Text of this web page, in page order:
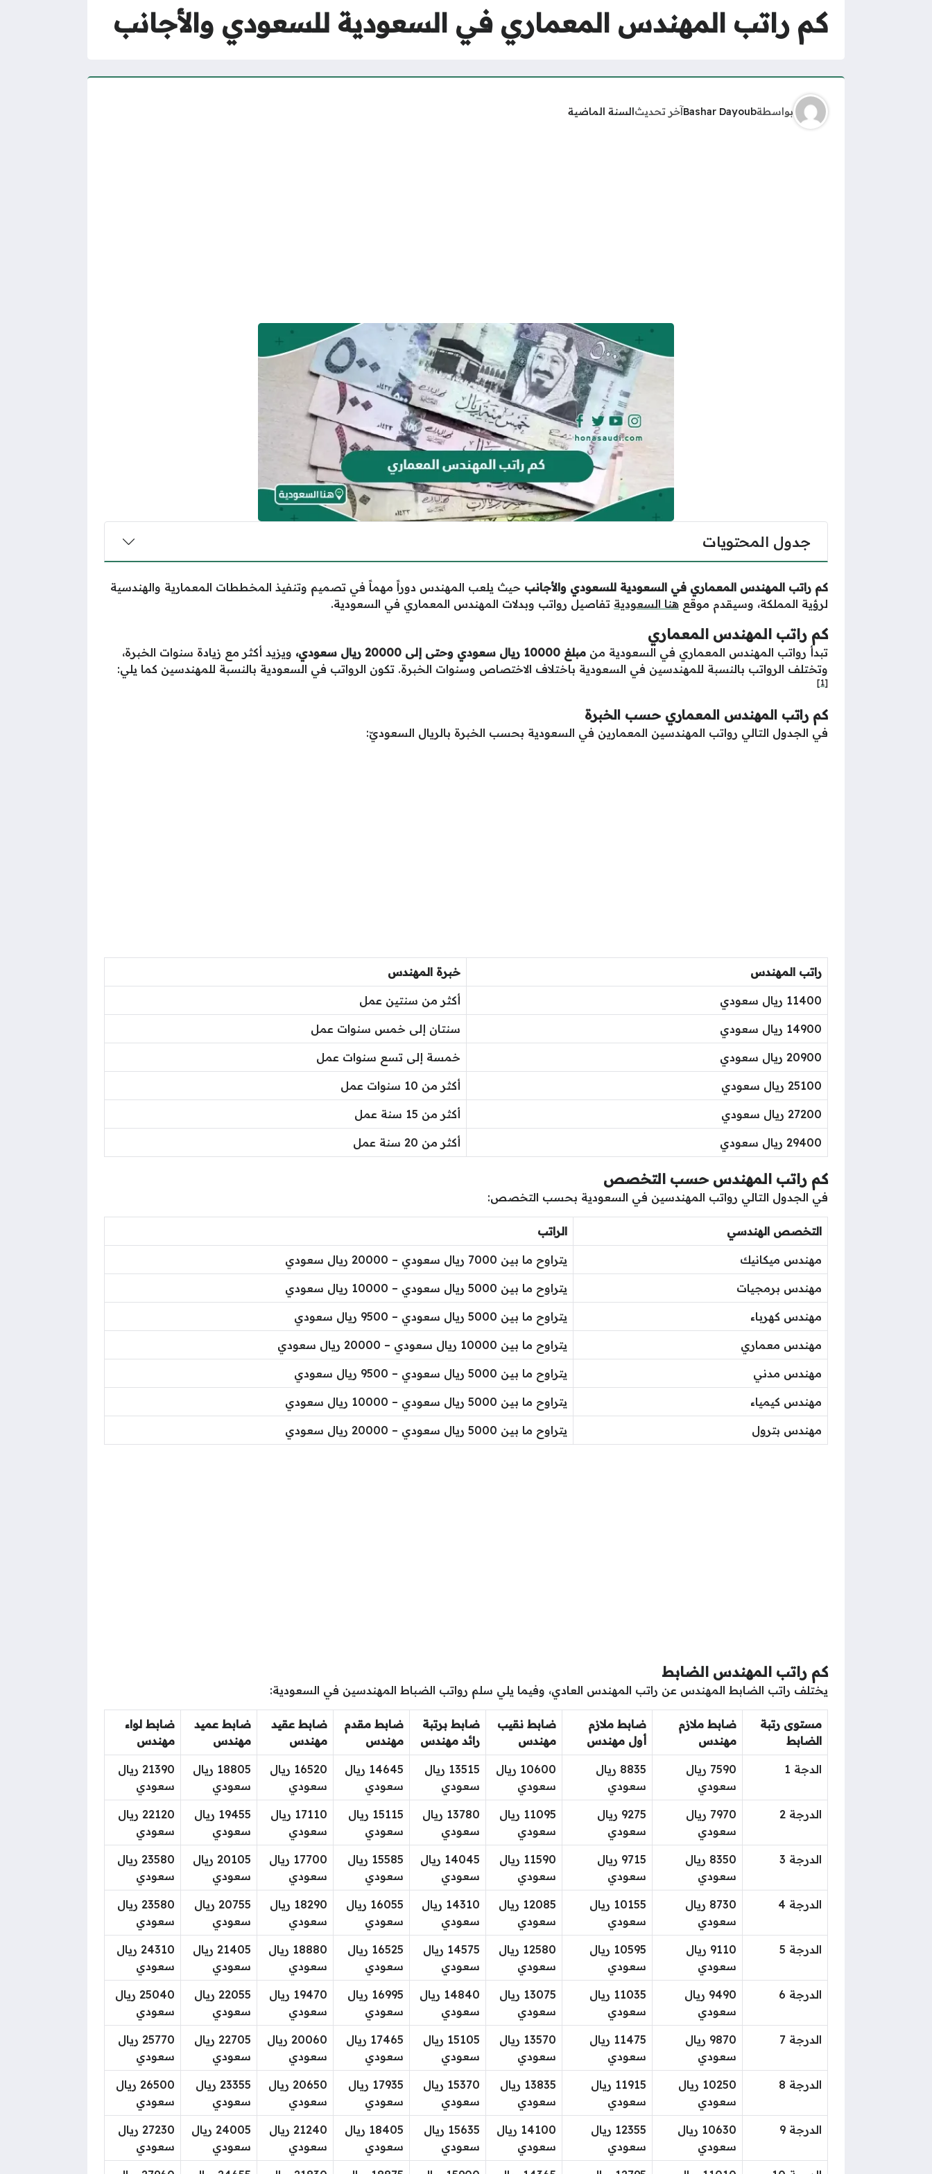
كم راتب المهندس المعماري في السعودية للسعودي والأجانب
بواسطةBashar Dayoubآخر تحديثالسنة الماضية
جدول المحتويات
كم راتب المهندس المعماري في السعودية للسعودي والأجانب حيث يلعب المهندس دوراً مهماً في تصميم وتنفيذ المخططات المعمارية والهندسية
لرؤية المملكة، وسيقدم موقع هنا السعودية تفاصيل رواتب وبدلات المهندس المعماري في السعودية.
كم راتب المهندس المعماري
تبدأ رواتب المهندس المعماري في السعودية من مبلغ 10000 ريال سعودي وحتى إلى 20000 ريال سعودي،
ويزيد أكثر مع زيادة سنوات الخبرة،
وتختلف الرواتب بالنسبة للمهندسين في السعودية باختلاف الاختصاص وسنوات الخبرة. تكون الرواتب في السعودية بالنسبة للمهندسين كما يلي:
[1]
كم راتب المهندس المعماري حسب الخبرة
في الجدول التالي رواتب المهندسين المعمارين في السعودية بحسب الخبرة بالريال السعوديّ:
راتب المهندس خبرة المهندس
11400 ريال سعودي أكثر من سنتين عمل
14900 ريال سعودي سنتان إلى خمس سنوات عمل
20900 ريال سعودي خمسة إلى تسع سنوات عمل
25100 ريال سعودي أكثر من 10 سنوات عمل
27200 ريال سعودي أكثر من 15 سنة عمل
29400 ريال سعودي أكثر من 20 سنة عمل
كم راتب المهندس حسب التخصص
في الجدول التالي رواتب المهندسين في السعودية بحسب التخصص:
التخصص الهندسي الراتب
مهندس ميكانيك يتراوح ما بين 7000 ريال سعودي – 20000 ريال سعودي
مهندس برمجيات يتراوح ما بين 5000 ريال سعودي – 10000 ريال سعودي
مهندس كهرباء يتراوح ما بين 5000 ريال سعودي – 9500 ريال سعودي
مهندس معماري يتراوح ما بين 10000 ريال سعودي – 20000 ريال سعودي
مهندس مدني يتراوح ما بين 5000 ريال سعودي – 9500 ريال سعودي
مهندس كيمياء يتراوح ما بين 5000 ريال سعودي – 10000 ريال سعودي
مهندس بترول يتراوح ما بين 5000 ريال سعودي – 20000 ريال سعودي
كم راتب المهندس الضابط
يختلف راتب الضابط المهندس عن راتب المهندس العادي، وفيما يلي سلم رواتب الضباط المهندسين في السعودية:
مستوى رتبة
الضابط
ضابط ملازم
مهندس
ضابط ملازم
أول مهندس
ضابط نقيب
مهندس
ضابط برتبة
رائد مهندس
ضابط مقدم
مهندس
ضابط عقيد
مهندس
ضابط عميد
مهندس
ضابط لواء
مهندس
الدجة 1
7590 ريال
سعودي
8835 ريال
سعودي
10600 ريال
سعودي
13515 ريال
سعودي
14645 ريال
سعودي
16520 ريال
سعودي
18805 ريال
سعودي
21390 ريال
سعودي
الدرجة 2
7970 ريال
سعودي
9275 ريال
سعودي
11095 ريال
سعودي
13780 ريال
سعودي
15115 ريال
سعودي
17110 ريال
سعودي
19455 ريال
سعودي
22120 ريال
سعودي
الدرجة 3
8350 ريال
سعودي
9715 ريال
سعودي
11590 ريال
سعودي
14045 ريال
سعودي
15585 ريال
سعودي
17700 ريال
سعودي
20105 ريال
سعودي
23580 ريال
سعودي
الدرجة 4
8730 ريال
سعودي
10155 ريال
سعودي
12085 ريال
سعودي
14310 ريال
سعودي
16055 ريال
سعودي
18290 ريال
سعودي
20755 ريال
سعودي
23580 ريال
سعودي
الدرجة 5
9110 ريال
سعودي
10595 ريال
سعودي
12580 ريال
سعودي
14575 ريال
سعودي
16525 ريال
سعودي
18880 ريال
سعودي
21405 ريال
سعودي
24310 ريال
سعودي
الدرجة 6
9490 ريال
سعودي
11035 ريال
سعودي
13075 ريال
سعودي
14840 ريال
سعودي
16995 ريال
سعودي
19470 ريال
سعودي
22055 ريال
سعودي
25040 ريال
سعودي
الدرجة 7
9870 ريال
سعودي
11475 ريال
سعودي
13570 ريال
سعودي
15105 ريال
سعودي
17465 ريال
سعودي
20060 ريال
سعودي
22705 ريال
سعودي
25770 ريال
سعودي
الدرجة 8
10250 ريال
سعودي
11915 ريال
سعودي
13835 ريال
سعودي
15370 ريال
سعودي
17935 ريال
سعودي
20650 ريال
سعودي
23355 ريال
سعودي
26500 ريال
سعودي
الدرجة 9
10630 ريال
سعودي
12355 ريال
سعودي
14100 ريال
سعودي
15635 ريال
سعودي
18405 ريال
سعودي
21240 ريال
سعودي
24005 ريال
سعودي
27230 ريال
سعودي